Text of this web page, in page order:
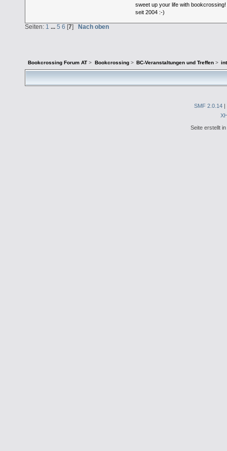
sweet up your life with bookcrossing!
seit 2004 :-)
Seiten: 1 ... 5 6 [7] Nach oben
Bookcrossing Forum AT > Bookcrossing> BC-Veranstaltungen und Treffen>
SMF 2.0.14 |
Seite erstellt